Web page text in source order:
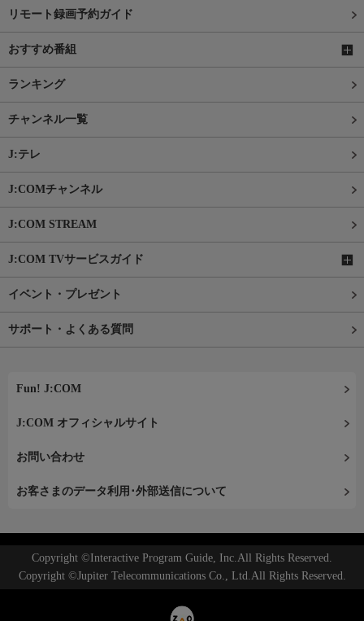
リモート録画予約ガイド
おすすめ番組
ランキング
チャンネル一覧
J:テレ
J:COMチャンネル
J:COM STREAM
J:COM TVサービスガイド
イベント・プレゼント
サポート・よくある質問
Fun! J:COM
J:COM オフィシャルサイト
お問い合わせ
お客さまのデータ利用･外部送信について
Copyright ©Interactive Program Guide, Inc.All Rights Reserved.
Copyright ©Jupiter Telecommunications Co., Ltd.All Rights Reserved.